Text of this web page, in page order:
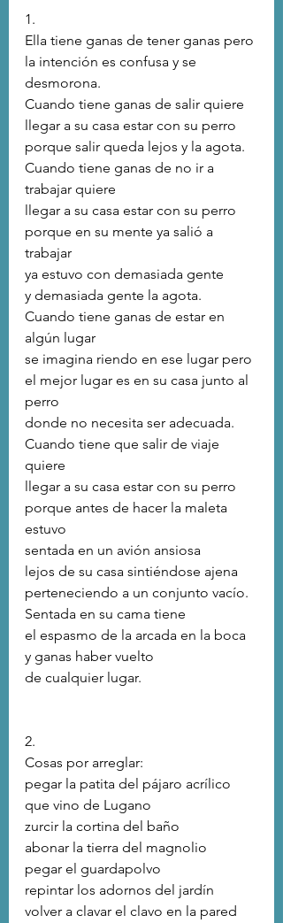
1.
Ella tiene ganas de tener ganas pero
la intención es confusa y se
desmorona.
Cuando tiene ganas de salir quiere
llegar a su casa estar con su perro
porque salir queda lejos y la agota.
Cuando tiene ganas de no ir a
trabajar quiere
llegar a su casa estar con su perro
porque en su mente ya salió a
trabajar
ya estuvo con demasiada gente
y demasiada gente la agota.
Cuando tiene ganas de estar en
algún lugar
se imagina riendo en ese lugar pero
el mejor lugar es en su casa junto al
perro
donde no necesita ser adecuada.
Cuando tiene que salir de viaje
quiere
llegar a su casa estar con su perro
porque antes de hacer la maleta
estuvo
sentada en un avión ansiosa
lejos de su casa sintiéndose ajena
perteneciendo a un conjunto vacío.
Sentada en su cama tiene
el espasmo de la arcada en la boca
y ganas haber vuelto
de cualquier lugar.
2.
Cosas por arreglar:
pegar la patita del pájaro acrílico
que vino de Lugano
zurcir la cortina del baño
abonar la tierra del magnolio
pegar el guardapolvo
repintar los adornos del jardín
volver a clavar el clavo en la pared